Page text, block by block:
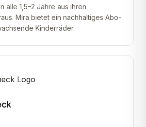
alle 1,5–2 Jahre aus ihren
Mira bietet ein nachhaltiges Abo-
Kinderräder.